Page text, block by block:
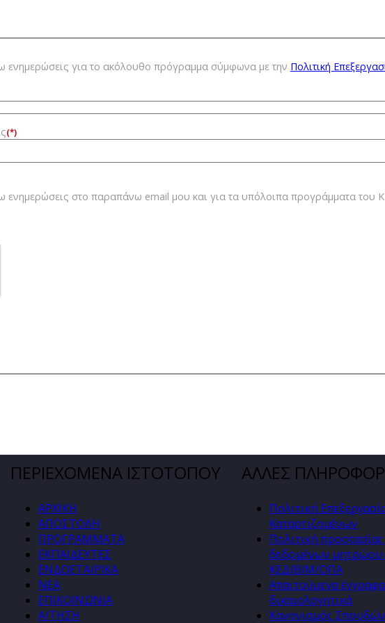
ενημερώσεις για τo ακόλουθο πρόγραμμα σύμφωνα με την Πολιτική
(*)
ενημερώσεις στο παραπάνω email μου και για τα υπόλοιπα προγράμματα
ΠΕΡΙΕΧΟΜΕΝΑ ΙΣΤΟΤΟΠΟΥ
ΑΡΧΙΚΗ
ΑΠΟΣΤΟΛΗ
ΠΡΟΓΡΑΜΜΑΤΑ
ΕΚΠΑΙΔΕΥΤΕΣ
ΕΝΔΟΕΤΑΙΡΙΚΑ
ΝΕΑ
ΕΠΙΚΟΙΝΩΝΙΑ
ΑΙΤΗΣΗ
ΑΛΛΕΣ
Πολιτική
Καταρτιζομένων
Πολιτική
δεδομένων μητρώου
ΚΕΔΙΒΙΜ/ΟΠΑ
Απαιτούμενα
δικαιολογητικά
Κανονισμός